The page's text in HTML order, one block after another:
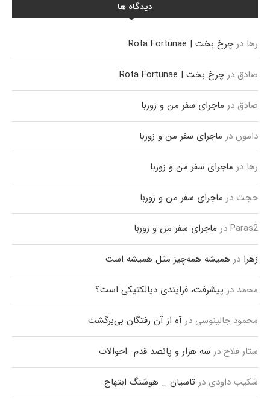
دیدگاه ها
رها درچرخ بخت | Rota Fortunae
صادق درچرخ بخت | Rota Fortunae
صادق در ماجرای سفر من و زوربا
دامون در ماجرای سفر من و زوربا
رها در ماجرای سفر من و زوربا
حجت در ماجرای سفر من و زوربا
Paras2 در ماجرای سفر من و زوربا
زهرا در همیشه همه‌چیز مثل همیشه است
محمد در پیشرفت، فرایندی دیالکتیکی است؟
محمود جالینوسی در آه از آن رفتگان بی‌برگشت
ستار فلاح در سه هزار و پانصد قدم- احوالات
شکیب داودی در تاسیان _ هوشنگ ابتهاج